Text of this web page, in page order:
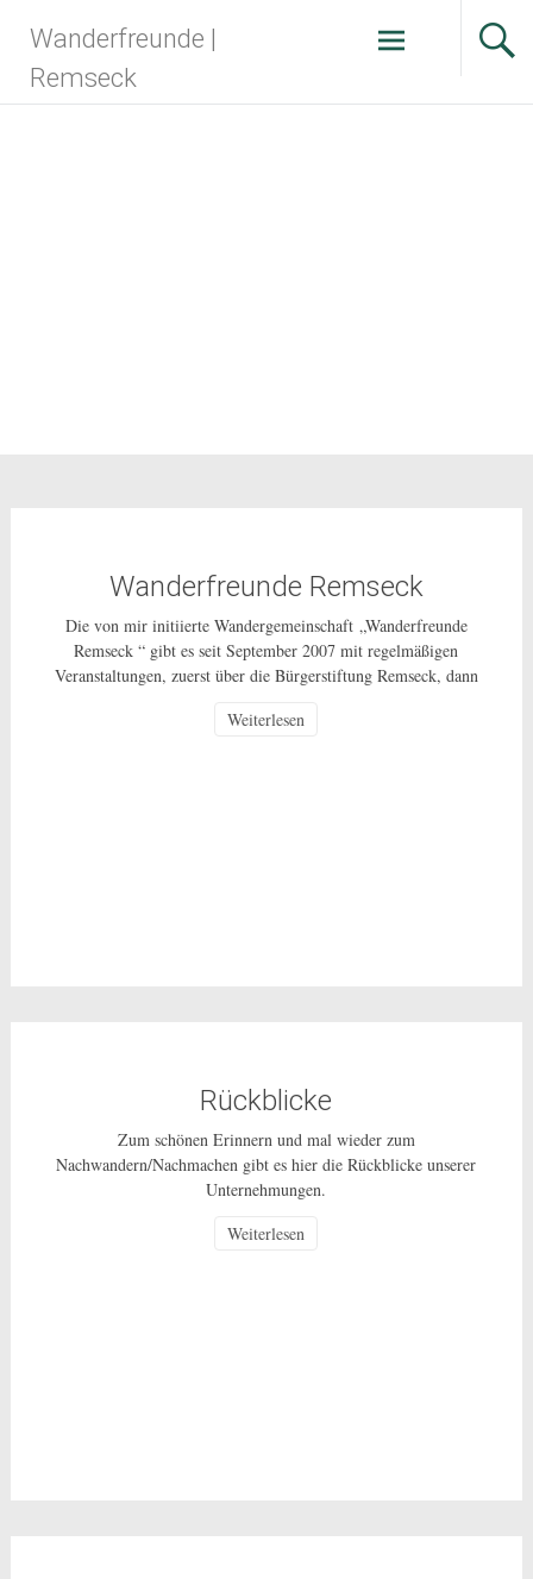
Inhalt
springen
Wanderfreunde |
Remseck
Wanderfreunde Remseck
Die von mir initiierte Wandergemeinschaft „Wanderfreunde
Remseck “ gibt es seit September 2007 mit regelmäßigen
Veranstaltungen, zuerst über die Bürgerstiftung Remseck, dann
Bürgerschaftliches Engagement für alle Bürgerinnen und Bürger
Weiterlesen
Rückblicke
Zum schönen Erinnern und mal wieder zum
Nachwandern/Nachmachen gibt es hier die Rückblicke unserer
Unternehmungen.
Weiterlesen